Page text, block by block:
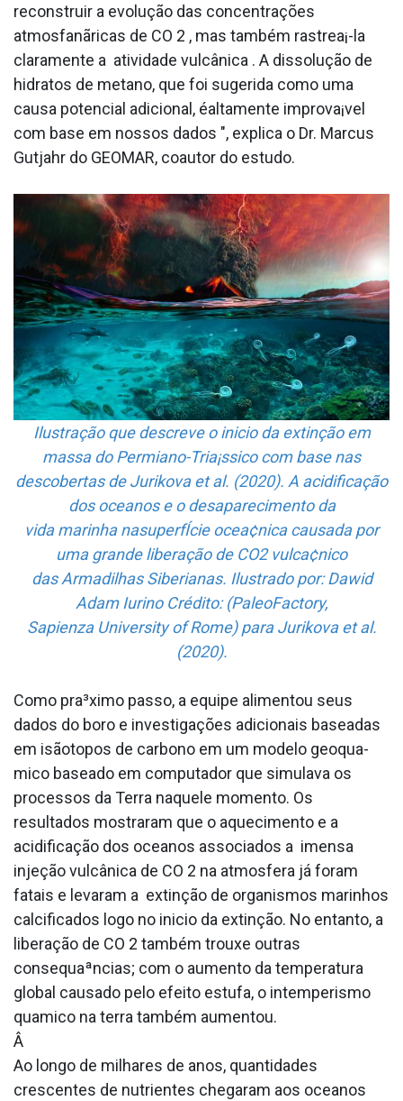
reconstruir a evolução das concentrações
atmosfanãricas de CO 2 , mas também rastrea¡-la
claramente a atividade vulcânica . A dissolução de
hidratos de metano, que foi sugerida como uma
causa potencial adicional, éaltamente improva¡vel
com base em nossos dados ", explica o Dr. Marcus
Gutjahr do GEOMAR, coautor do estudo.
Ilustração que descreve o ini­cio da extinção em
massa do Permiano-Tria¡ssico com base nas
descobertas de Jurikova et al. (2020). A acidificação
dos oceanos e o desaparecimento da
vida marinha nasuperfÍcie ocea¢nica causada por
uma grande liberação de CO2 vulca¢nico
das Armadilhas Siberianas. Ilustrado por: Dawid
Adam Iurino Crédito: (PaleoFactory,
Sapienza University of Rome) para Jurikova et al.
(2020).
Como pra³ximo passo, a equipe alimentou seus
dados do boro e investigações adicionais baseadas
em isãotopos de carbono em um modelo geoqua­
mico baseado em computador que simulava os
processos da Terra naquele momento. Os
resultados mostraram que o aquecimento e a
acidificação dos oceanos associados a imensa
injeção vulcânica de CO 2 na atmosfera já foram
fatais e levaram a extinção de organismos marinhos
calcificados logo no ini­cio da extinção. No entanto, a
liberação de CO 2 também trouxe outras
consequaªncias; com o aumento da temperatura
global causado pelo efeito estufa, o intemperismo
qua­mico na terra também aumentou.
Â
Ao longo de milhares de anos, quantidades
crescentes de nutrientes chegaram aos oceanos